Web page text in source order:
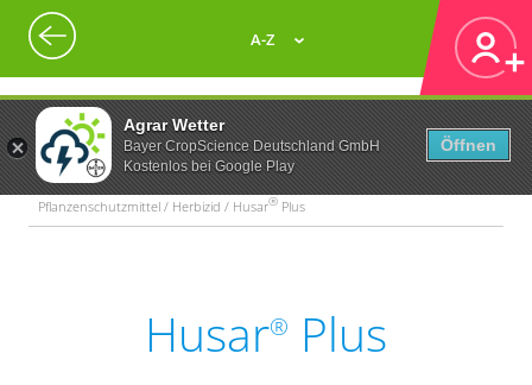
Agrar Wetter
Bayer CropScience Deutschland GmbH
Kostenlos bei Google Play
Öffnen
A-Z
Pflanzenschutzmittel / Herbizid / Husar® Plus
Husar® Plus